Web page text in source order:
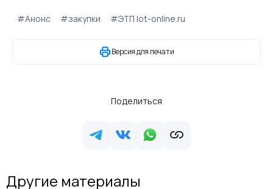
#Анонс #закупки #ЭТП lot-online.ru
Версия для печати
Поделиться
Другие материалы